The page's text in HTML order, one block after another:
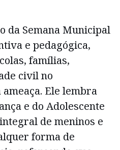
da Semana Municipal
e pedagógica,
famílias,
civil no
Ele lembra
e do Adolescente
de meninos e
forma de